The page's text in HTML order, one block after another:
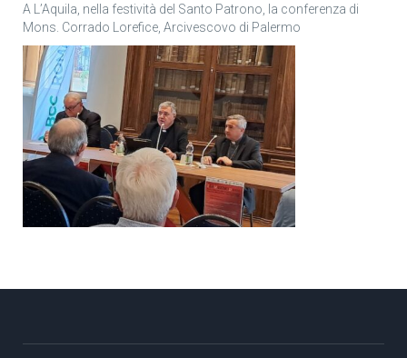
A L’Aquila, nella festività del Santo Patrono, la conferenza di
Mons. Corrado Lorefice, Arcivescovo di Palermo